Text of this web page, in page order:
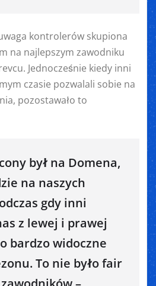
kontrolerów skupiona
na najlepszym zawodniku
Jednocześnie kiedy inni
czasie pozwalali sobie na
pozostawało to
był na Domena,
na naszych
gdy inni
z lewej i prawej
bardzo widoczne
To nie było fair